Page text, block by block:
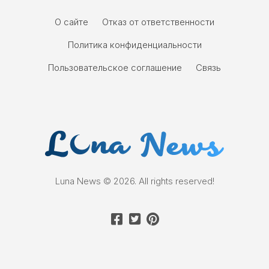
О сайте
Отказ от ответственности
Политика конфиденциальности
Пользовательское соглашение
Связь
Luna News © 2026. All rights reserved!